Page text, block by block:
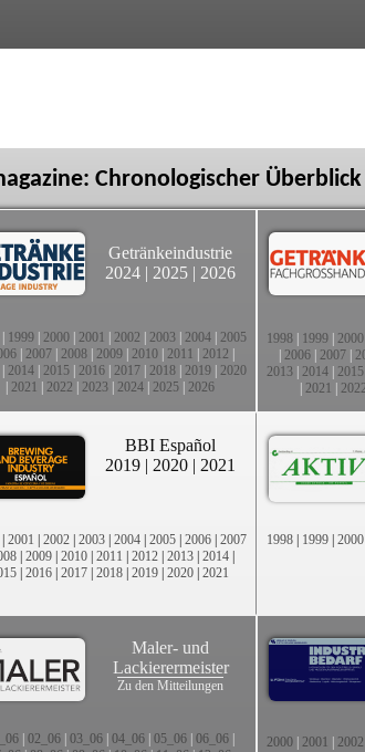
Chronologischer Überblick
Getränkeindustrie
2024 | 2025 | 2026
1999 2000 2001 2002 2003 2004 2005
2007 2008 2009 2010 2011 2012
2014 2015 2016 2017 2018 2019 2020
2021 2022 2023| 2024| 2025| 2026
1998 1999 2000
2006 2007
2013 2014 2015
2021 2022
BBI Español
2019 | 2020 | 2021
| 2001 | 2002 | 2003 | 2004 | 2005 | 2006 | 2007
| 2009 | 2010 | 2011 | 2012 | 2013 | 2014 |
| 2016 | 2017 | 2018 | 2019 | 2020 | 2021
1998 | 1999 | 2000
Maler- und
Lackierermeister
Zu den Mitteilungen
| 02_06| 03_06| 04_06| 05_06| 06_06|
2000 2001 2002